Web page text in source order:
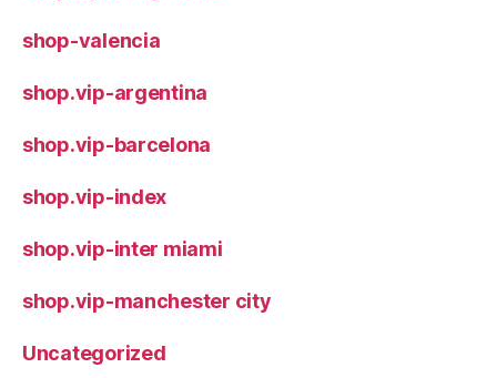
shop-valencia
shop.vip-argentina
shop.vip-barcelona
shop.vip-index
shop.vip-inter miami
shop.vip-manchester city
Uncategorized